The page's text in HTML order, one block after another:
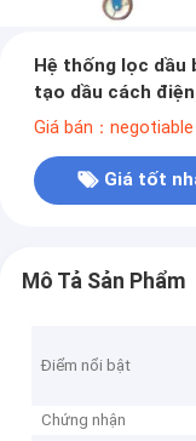
Hệ thống lọc dầu
tạo dầu cách điện
Giá bán：negotiable
Giá tốt
Mô Tả Sản Phẩm
Điểm nổi bật
Chứng nhận